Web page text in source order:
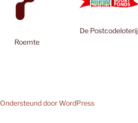
Roemte
De Postcodeloterij
Ondersteund door WordPress